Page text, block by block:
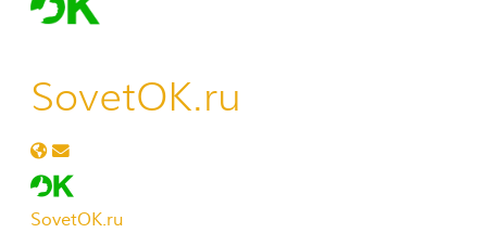
SovetOK.ru
Подписаться на обновление автора
SovetOK.ru